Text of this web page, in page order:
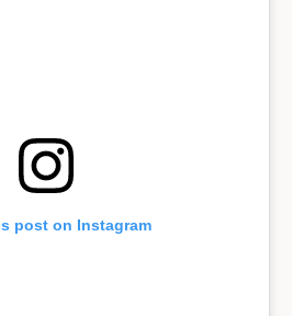
post on Instagram